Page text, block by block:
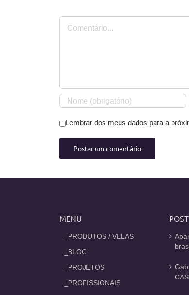
Comentário
Lembrar dos meus dados para a
MENU
_PRODUTOS / VELAS
_BLOG
_PROJETOS
_PROFISSIONAIS